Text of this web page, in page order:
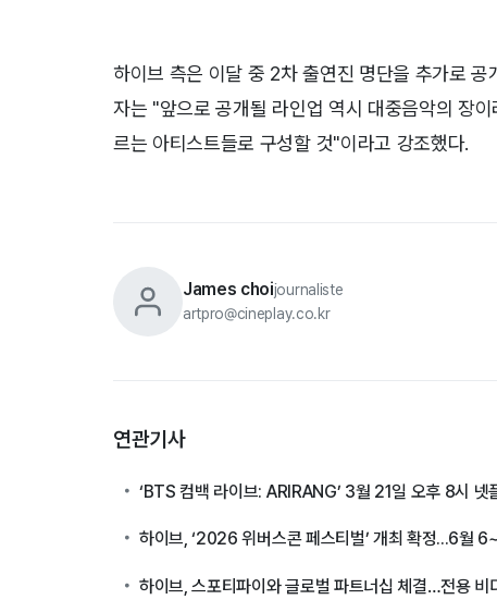
하이브 측은 이달 중 2차 출연진 명단을 추가로
자는 "앞으로 공개될 라인업 역시 대중음악의 장
르는 아티스트들로 구성할 것"이라고 강조했다.
James choijournaliste
artpro@cineplay.co.kr
연관기사
‘BTS 컴백 라이브: ARIRANG’ 3월 21일 오후 8시 넷
하이브, ‘2026 위버스콘 페스티벌’ 개최 확정...6월
하이브, 스포티파이와 글로벌 파트너십 체결…전용 비